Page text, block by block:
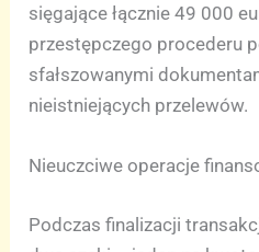
sięgające łącznie 49 000
przestępczego procederu
sfałszowanymi
nieistniejących przelewów.
Nieuczciwe operacje
Podczas finalizacji